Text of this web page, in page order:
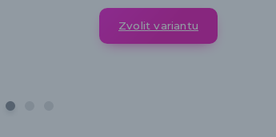
Zvolit variantu